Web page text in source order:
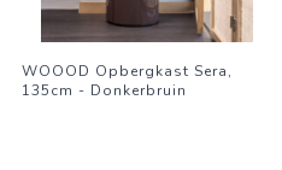
WOOOD Opbergkast Sera,
135cm - Donkerbruin